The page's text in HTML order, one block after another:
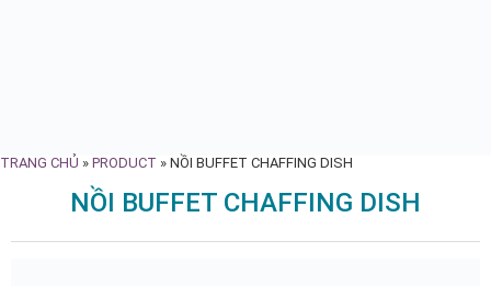
TRANG CHỦ » PRODUCT » NỒI BUFFET CHAFFING DISH
NỒI BUFFET CHAFFING DISH